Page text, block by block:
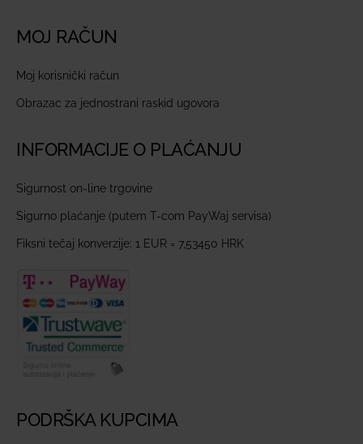
MOJ RAČUN
Moj korisnički račun
Obrazac za jednostrani raskid ugovora
INFORMACIJE O PLAĆANJU
Sigurnost on-line trgovine
Sigurno plaćanje (putem T-com PayWaj servisa)
Fiksni tečaj konverzije: 1 EUR = 7,53450 HRK
PODRŠKA KUPCIMA